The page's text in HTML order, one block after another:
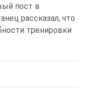
пост в
рассказал, что
тренировки